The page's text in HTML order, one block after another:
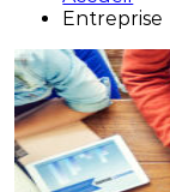
Entreprise